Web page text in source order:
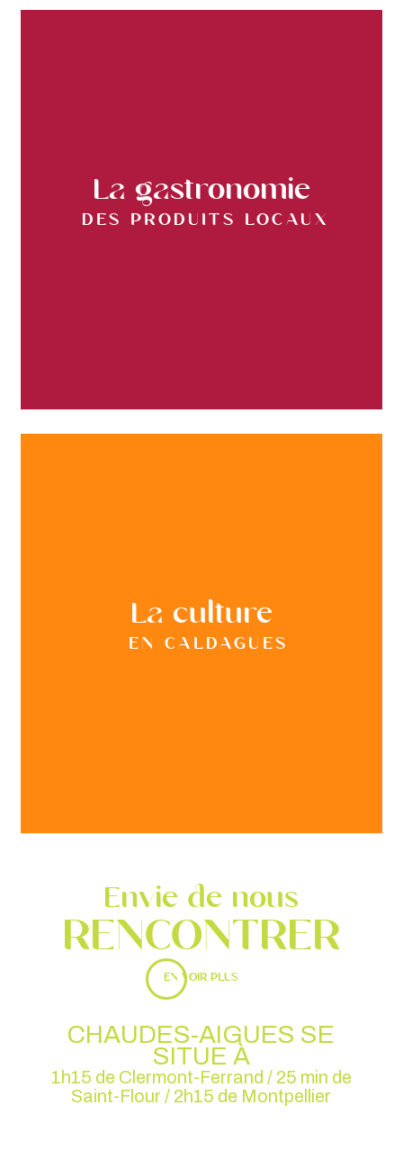
La gastronomie
des produits locaux
La culture
en Caldagues
Envie de nous
RENCONTRER
EN VOIR PLUS
Chaudes-aigues se
situe à
1h15 de Clermont-Ferrand / 25 min de
Saint-Flour / 2h15 de Montpellier